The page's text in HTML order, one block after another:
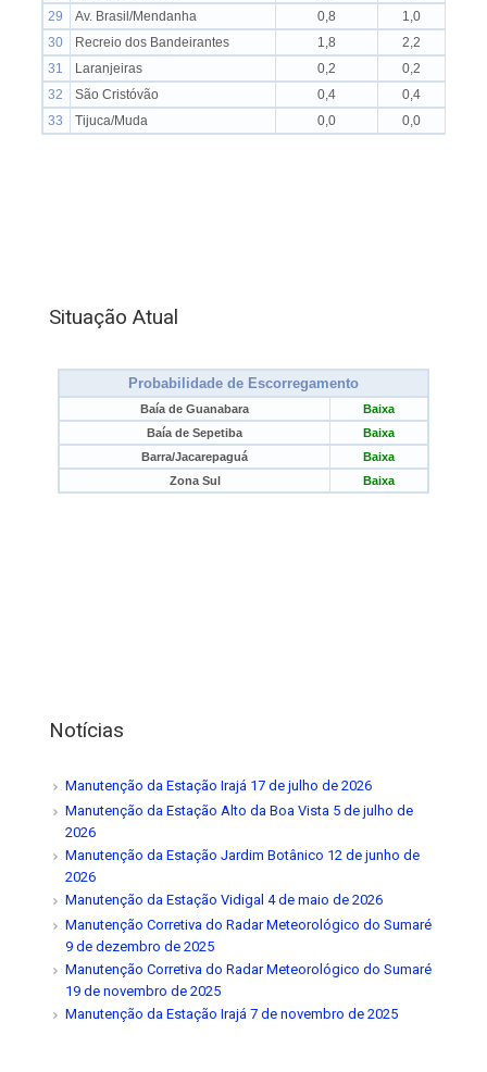
Situação Atual
Notícias
Manutenção da Estação Irajá 17 de julho de 2026
Manutenção da Estação Alto da Boa Vista 5 de julho de
2026
Manutenção da Estação Jardim Botânico 12 de junho de
2026
Manutenção da Estação Vidigal 4 de maio de 2026
Manutenção Corretiva do Radar Meteorológico do Sumaré
9 de dezembro de 2025
Manutenção Corretiva do Radar Meteorológico do Sumaré
19 de novembro de 2025
Manutenção da Estação Irajá 7 de novembro de 2025